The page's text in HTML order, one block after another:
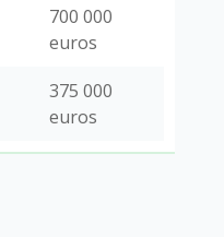
700 000
euros
375 000
euros